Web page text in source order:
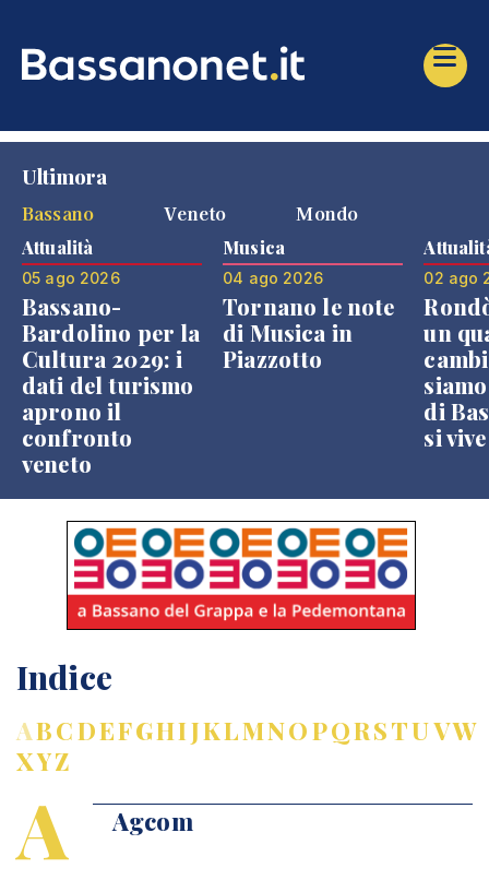
Ultimora
Bassano
Veneto Mondo
Attualità
05 ago 2026
Bassano-
Bardolino per la
Cultura 2029: i
dati del turismo
aprono il
confronto
veneto
Musica
04 ago 2026
Tornano le note
di Musica in
Piazzotto
02 ago
un
di
si
Indice
ABCDEFGHIJKLMNOPQRSTUVW
XYZ
A Agcom